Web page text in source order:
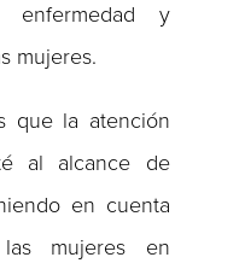
enfermedad y
mujeres.
que la atención
al alcance de
en cuenta
mujeres en